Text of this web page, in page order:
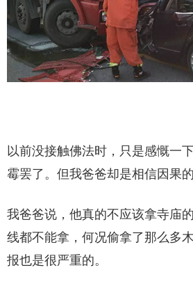
以前没接触佛法时，只是感慨一
霉罢了。但我爸爸却是相信因果的
我爸爸说，他真的不应该拿寺庙
线都不能拿，何况偷拿了那么多
报也是很严重的。